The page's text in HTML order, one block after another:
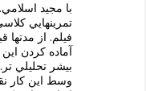
با مجيد
تمرينهايي
فيلم. از
آماده كردن
بيشر تحليلي
وسط اين كار